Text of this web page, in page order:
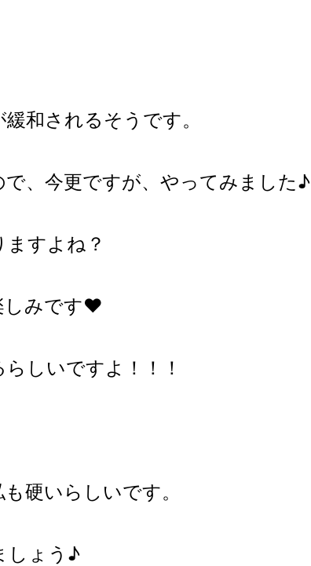
和されるそうです。
、今更ですが、やってみました♪
すよね？
しみです❤️
しいですよ！！！
硬いらしいです。
しょう♪